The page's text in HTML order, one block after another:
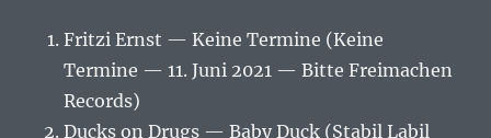
Fritzi Ernst — Keine Termine (Keine
Termine — 11. Juni 2021 — Bitte Freimachen
Records)
Ducks on Drugs — Baby Duck (Stabil Labil